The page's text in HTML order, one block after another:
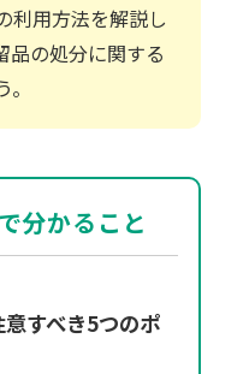
利用方法を解説し
品の処分に関する
分かること
すべき5つのポ